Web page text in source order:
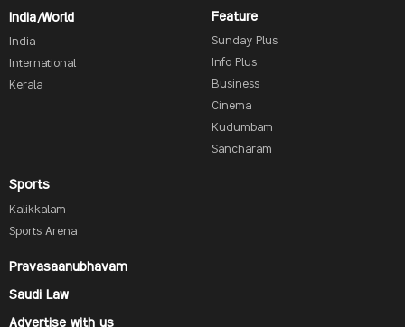
India/World
India
International
Kerala
Feature
Sunday Plus
Info Plus
Business
Cinema
Kudumbam
Sancharam
Sports
Kalikkalam
Sports Arena
Pravasaanubhavam
Saudi Law
Advertise with us